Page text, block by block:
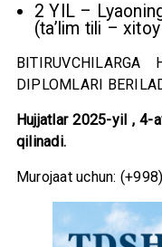
2 YIL –
(ta’lim tili –
BITIRUVCHILARGA
DIPLOMLARI
Hujjatlar 2025-yil , 4-
qilinadi.
Murojaat uchun: